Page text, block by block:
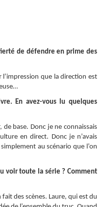
de défendre en prime des
que la direction est
En avez-vous lu quelques
base. Donc je ne connaissais
en direct. Donc je n’avais
au scénario que l’on
voir toute la série ? Comment
des scènes. Laure, qui est du